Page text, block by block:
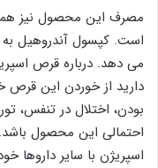
مصرف این محصول نیز
است. کپسول آندروهیل به
می دهد. درباره قرص
دارید از خوردن این قرص
بودن، اختلال در تنفس،
احتمالی این محصول
اسپریژن با سایر داروها